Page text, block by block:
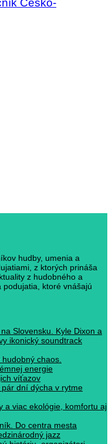
Česko-
hudby, umenia a
z ktorých prináša
z hudobného a
ktoré vnášajú
Slovensku. Kyle Dixon a
ikonický soundtrack
chaos.
energie
víťazov
dní dýcha v rytme
a viac ekológie, komfortu aj
Do centra mesta
jazz